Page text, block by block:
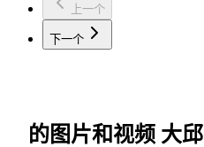
上一个
下一个
的图片和视频 大邱